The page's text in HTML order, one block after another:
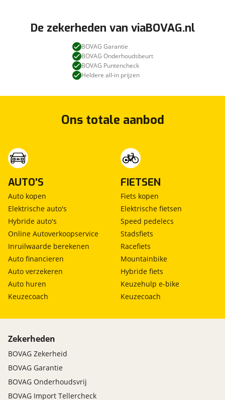
De zekerheden van viaBOVAG.nl
BOVAG Garantie
BOVAG Onderhoudsbeurt
BOVAG Puntencheck
Heldere all-in prijzen
Ons totale aanbod
AUTO'S
Auto kopen
Elektrische auto's
Hybride auto's
Online Autoverkoopservice
Inruilwaarde berekenen
Auto financieren
Auto verzekeren
Auto huren
Keuzecoach
FIETSEN
Fiets kopen
Elektrische fietsen
Speed pedelecs
Stadsfiets
Racefiets
Mountainbike
Hybride fiets
Keuzehulp e-bike
Keuzecoach
Zekerheden
BOVAG Zekerheid
BOVAG Garantie
BOVAG Onderhoudsvrij
BOVAG Import Tellercheck